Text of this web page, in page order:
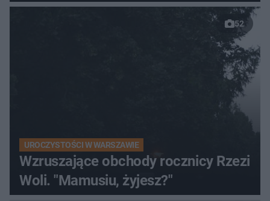
52
UROCZYSTOŚCI W WARSZAWIE
Wzruszające obchody rocznicy Rzezi
Woli. "Mamusiu, żyjesz?"